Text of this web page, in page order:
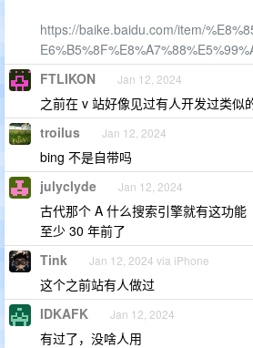
https://baike.baidu.com/item/
FTLIKON Jan 12, 2024
之前在 v 站好像见过有人开发过类似
troilus Jan 12, 2024
bing 不是自带吗
julyclyde Jan 12, 2024
古代那个 A 什么搜索引擎就有这功能
至少 30 年前了
Tink Jan 12, 2024 via iPhone
这个之前站有人做过
IDKAFK Jan 12, 2024
有过了，没啥人用